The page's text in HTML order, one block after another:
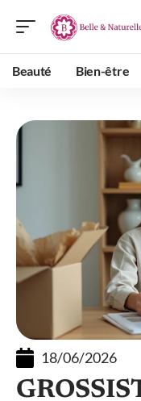
Beauté Bien-être
18/06/2026